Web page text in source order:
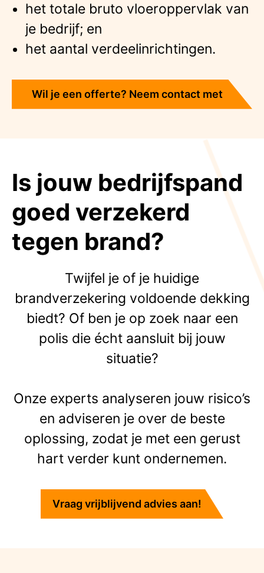
het totale bruto vloeroppervlak van
je bedrijf; en
het aantal verdeelinrichtingen.
Wil je een offerte? Neem contact met
Is jouw bedrijfspand
goed verzekerd
tegen brand?
Twijfel je of je huidige
brandverzekering voldoende dekking
biedt? Of ben je op zoek naar een
polis die écht aansluit bij jouw
situatie?
Onze experts analyseren jouw risico’s
en adviseren je over de beste
oplossing, zodat je met een gerust
hart verder kunt ondernemen.
Vraag vrijblijvend advies aan!